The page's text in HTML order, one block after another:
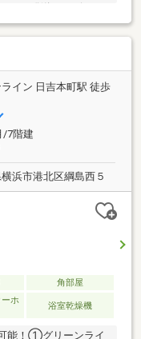
レーション監視のセ
た共用施設・２０畳
面に大きな開口部を
射し込みます。・各
りとした間取設計で
バルコニーもポイン
テムキッチン・ツイ
ター・手洗いカウン
多い住戸です
イン 日吉本町駅 徒歩
/7階建
浜市港北区綱島西５
角部屋
ホ
浴室乾燥機
能！①グリーンライ